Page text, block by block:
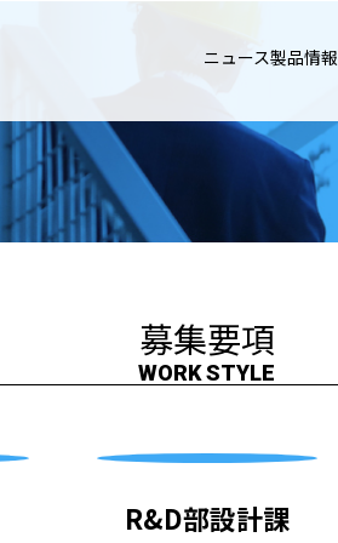
ニュース製品情報
募集要項
WORK STYLE
R&D部設計課